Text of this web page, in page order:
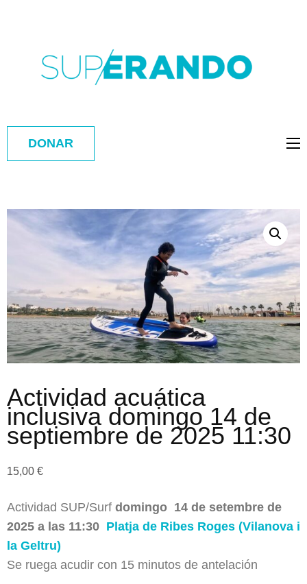
DONAR
Actividad acuática
inclusiva domingo 14 de
septiembre de 2025 11:30
15,00 €
Actividad SUP/Surf domingo 14 de setembre de
2025 a las 11:30 Platja de Ribes Roges (Vilanova i
la Geltru)
Se ruega acudir con 15 minutos de antelación